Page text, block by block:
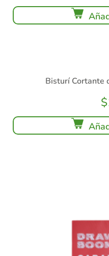
Bisturí Cortante
$